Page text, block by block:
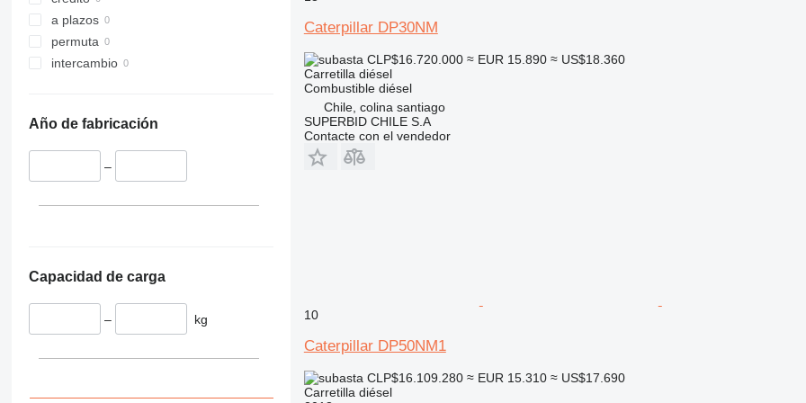
a plazos
permuta
intercambio
Año de fabricación
–
Capacidad de carga
– kg
Caterpillar DP30NM
CLP$16.720.000 ≈ EUR 15.890 ≈ US$18.360
Carretilla diésel
Combustible diésel
Chile, colina santiago
SUPERBID CHILE S.A
Contacte con el vendedor
10
Caterpillar DP50NM1
CLP$16.109.280 ≈ EUR 15.310 ≈ US$17.690
Carretilla diésel